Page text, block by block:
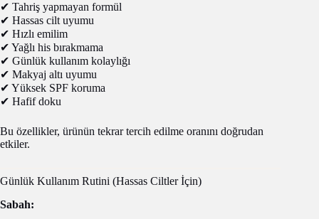
✔ Tahriş yapmayan formül
✔ Hassas cilt uyumu
✔ Hızlı emilim
✔ Yağlı his bırakmama
✔ Günlük kullanım kolaylığı
✔ Makyaj altı uyumu
✔ Yüksek SPF koruma
✔ Hafif doku
Bu özellikler, ürünün tekrar tercih edilme oranını doğrudan
etkiler.
Günlük Kullanım Rutini (Hassas Ciltler İçin)
Sabah: